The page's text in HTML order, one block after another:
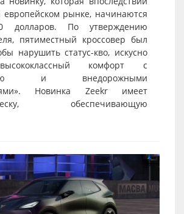
европейском рынке, начинаются
По утверждению
пятиместный кроссовер был
нарушить статус-кво, искусно
комфорт с
и внедорожными
Новинка Zeekr имеет
обеспечивающую